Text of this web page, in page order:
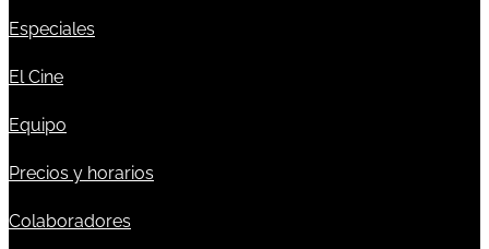
Especiales
El Cine
Equipo
Precios y horarios
Colaboradores